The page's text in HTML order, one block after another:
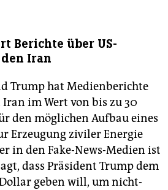
Berichte über US-
Iran
Trump hat Medienberichte
im Wert von bis zu 30
den möglichen Aufbau eines
Erzeugung ziviler Energie
in den Fake-News-Medien ist
dass Präsident Trump dem
geben will, um nicht-